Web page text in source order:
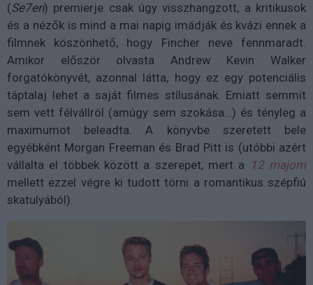
(Se7en) premierje csak úgy visszhangzott, a kritikusok
és a nézők is mind a mai napig imádják és kvázi ennek a
filmnek köszönhető, hogy Fincher neve fennmaradt.
Amikor először olvasta Andrew Kevin Walker
forgatókönyvét, azonnal látta, hogy ez egy potenciális
táptalaj lehet a saját filmes stílusának. Emiatt semmit
sem vett félvállról (amúgy sem szokása…) és tényleg a
maximumot beleadta. A könyvbe szeretett bele
egyébként Morgan Freeman és Brad Pitt is (utóbbi azért
vállalta el többek között a szerepet, mert a
12 majom
mellett ezzel végre ki tudott törni a romantikus szépfiú
skatulyából).